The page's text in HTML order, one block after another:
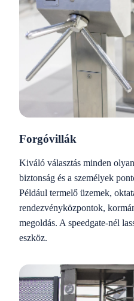
Forgóvillák
Kiváló választás minden
biztonság és a személyek
Például termelő üzemek,
rendezvényközpontok,
megoldás. A speedgate-nél
eszköz.